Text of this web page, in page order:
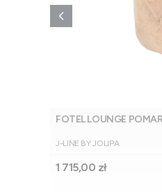
FOTEL LOUNGE
PRODUCENT
J-LINE BY JOLIPA
Cena
1 715,00 zł